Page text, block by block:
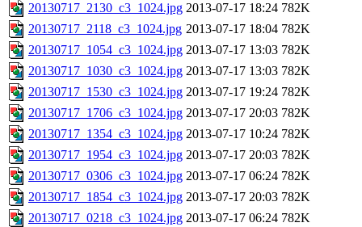
20130717_2130_c3_1024.jpg 2013-07-17 18:24 782K
20130717_2118_c3_1024.jpg 2013-07-17 18:04 782K
20130717_1054_c3_1024.jpg 2013-07-17 13:03 782K
20130717_1030_c3_1024.jpg 2013-07-17 13:03 782K
20130717_1530_c3_1024.jpg 2013-07-17 19:24 782K
20130717_1706_c3_1024.jpg 2013-07-17 20:03 782K
20130717_1354_c3_1024.jpg 2013-07-17 10:24 782K
20130717_1954_c3_1024.jpg 2013-07-17 20:03 782K
20130717_0306_c3_1024.jpg 2013-07-17 06:24 782K
20130717_1854_c3_1024.jpg 2013-07-17 20:03 782K
20130717_0218_c3_1024.jpg 2013-07-17 06:24 782K